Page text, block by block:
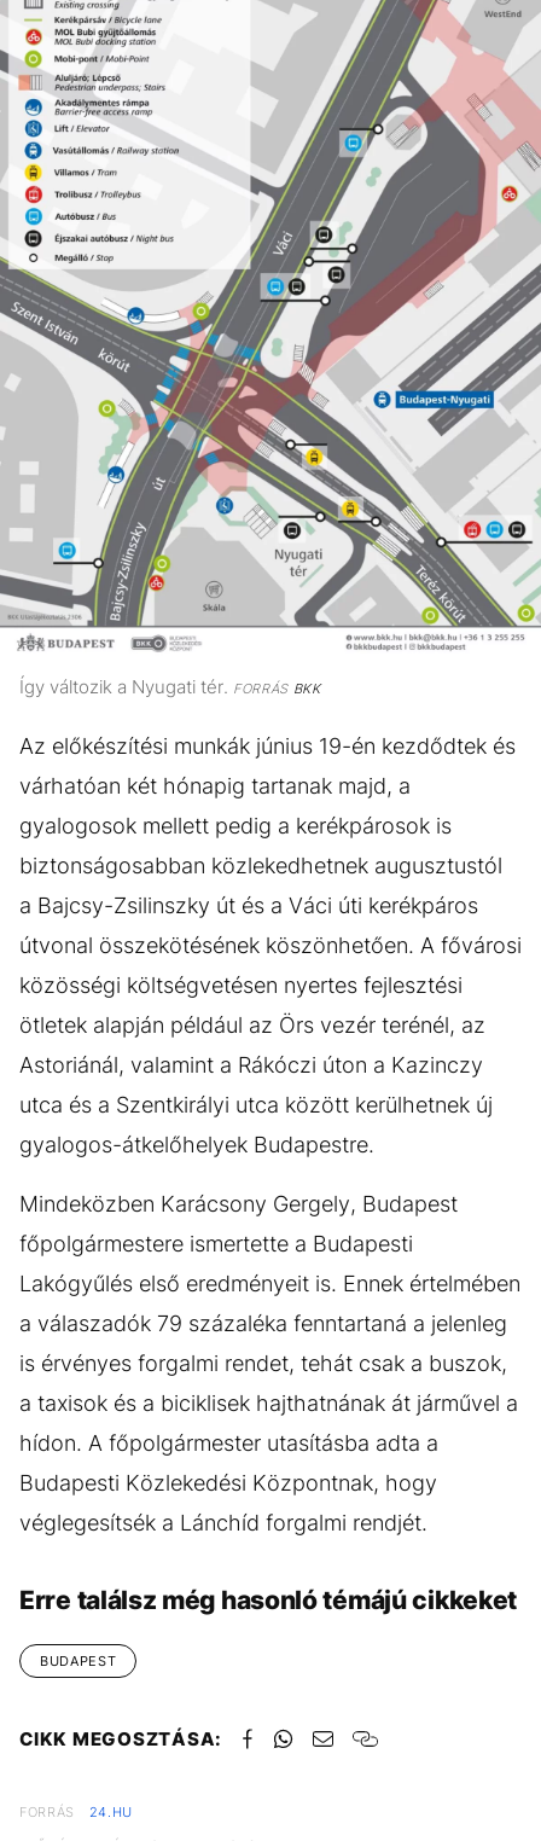
Így változik a Nyugati tér. FORRÁSBKK
Az előkészítési munkák június 19-én kezdődtek és
várhatóan két hónapig tartanak majd, a
gyalogosok mellett pedig a kerékpárosok is
biztonságosabban közlekedhetnek augusztustól
a Bajcsy-Zsilinszky út és a Váci úti kerékpáros
útvonal összekötésének köszönhetően. A fővárosi
közösségi költségvetésen nyertes fejlesztési
ötletek alapján például az Örs vezér terénél, az
Astoriánál, valamint a Rákóczi úton a Kazinczy
utca és a Szentkirályi utca között kerülhetnek új
gyalogos-átkelőhelyek Budapestre.
Mindeközben Karácsony Gergely, Budapest
főpolgármestere ismertette a Budapesti
Lakógyűlés első eredményeit is. Ennek értelmében
a válaszadók 79 százaléka fenntartaná a jelenleg
is érvényes forgalmi rendet, tehát csak a buszok,
a taxisok és a biciklisek hajthatnának át járművel a
hídon. A főpolgármester utasításba adta a
Budapesti Közlekedési Központnak, hogy
véglegesítsék a Lánchíd forgalmi rendjét.
Erre találsz még hasonló témájú cikkeket
BUDAPEST
CIKK MEGOSZTÁSA:
FORRÁS
24.HU